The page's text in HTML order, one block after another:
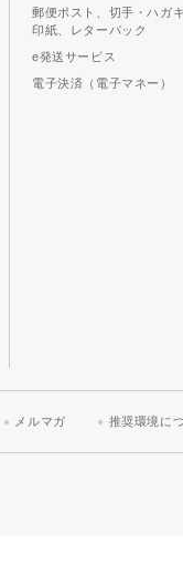
郵便ポスト、切手・ハガ
印紙、レターパック
e発送サービス
電子決済（電子マネー）
メルマガ 推奨環境に